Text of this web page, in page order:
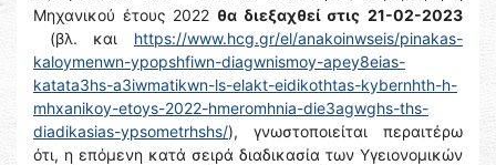
Μηχανικού έτους 2022 θα διεξαχθεί στις 21-02-2023
(βλ. και https://www.hcg.gr/el/anakoinwseis/pinakas-
kaloymenwn-ypopshfiwn-diagwnismoy-apey8eias-
katata3hs-a3iwmatikwn-ls-elakt-eidikothtas-kybernhth-h-
mhxanikoy-etoys-2022-hmeromhnia-die3agwghs-ths-
diadikasias-ypsometrhshs/), γνωστοποιείται περαιτέρω
ότι, η επόμενη κατά σειρά διαδικασία των Υγειονομικών